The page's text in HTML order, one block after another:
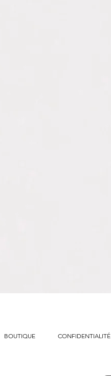
BOUTIQUE CONFIDENTIALITÉ